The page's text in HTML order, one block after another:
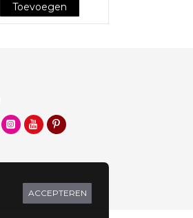
Toevoegen
ACCEPTEREN